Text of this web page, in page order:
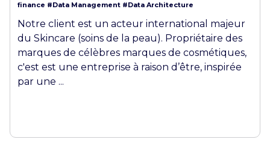
finance #Data Management #Data Architecture
Notre client est un acteur international majeur
du Skincare (soins de la peau). Propriétaire des
marques de célèbres marques de cosmétiques,
c'est est une entreprise à raison d’être, inspirée
par une ...